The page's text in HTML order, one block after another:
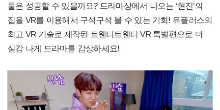
둘은 성공할 수 있을까요? 드라마상에서 나오는 ‘현진’의
집을 VR를 이용해서 구석구석 볼 수 있는 기회! 유플러스의
최고 VR 기술로 제작된 트웬티트웬티 VR 특별편으로 더
실감 나게 드라마를 감상하세요!